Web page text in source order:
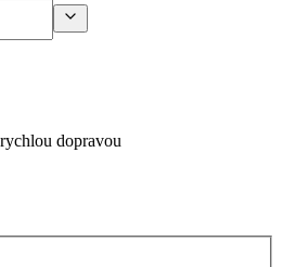
dopravou